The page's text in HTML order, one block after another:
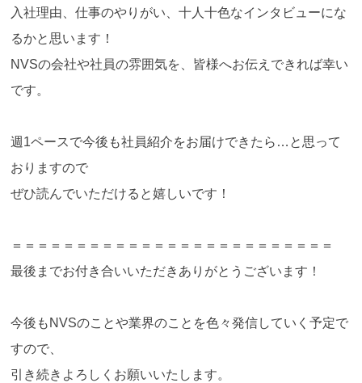
入社理由、仕事のやりがい、十人十色なインタビューにな
るかと思います！
NVSの会社や社員の雰囲気を、皆様へお伝えできれば幸い
です。
週1ペースで今後も社員紹介をお届けできたら…と思って
おりますので
ぜひ読んでいただけると嬉しいです！
＝＝＝＝＝＝＝＝＝＝＝＝＝＝＝＝＝＝＝＝＝＝＝＝＝
最後までお付き合いいただきありがとうございます！
今後もNVSのことや業界のことを色々発信していく予定で
すので、
引き続きよろしくお願いいたします。